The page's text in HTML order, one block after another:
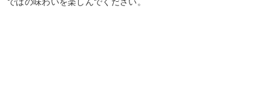
ではの味わいを楽しんでください。